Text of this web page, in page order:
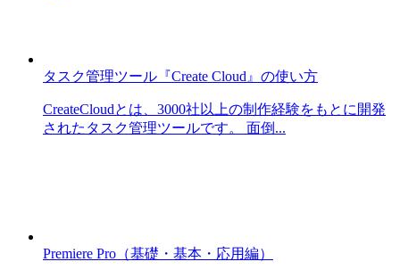
タスク管理ツール『Create Cloud』の使い方
CreateCloudとは、3000社以上の制作経験をもとに開発
されたタスク管理ツールです。 面倒...
Premiere Pro（基礎・基本・応用編）